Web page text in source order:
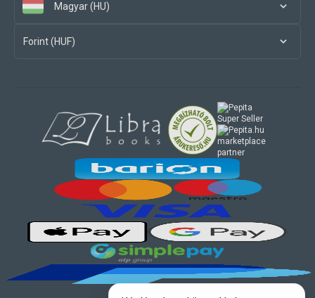
Magyar (HU)
Forint (HUF)
marketplace
partner